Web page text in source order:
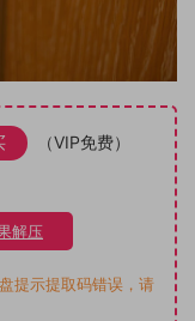
（VIP免费）
解压
提示提取码错误，请